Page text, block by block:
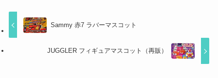
Sammy 赤7 ラバーマスコット
JUGGLER フィギュアマスコット（再販）